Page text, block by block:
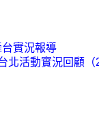
實況報導
北活動實況回顧（2